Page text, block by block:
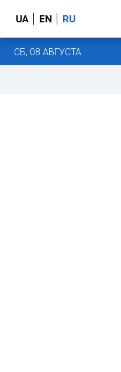
UA EN RU
СБ, 08 АВГУСТА